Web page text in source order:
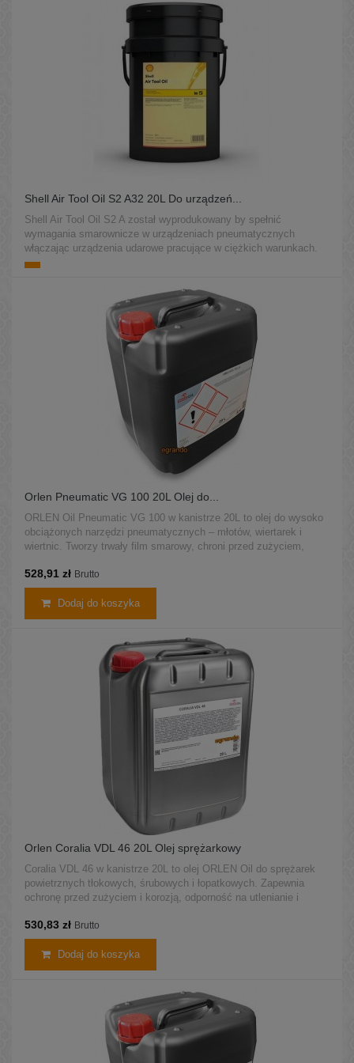
Shell Air Tool Oil S2 A32 20L Do urządzeń...
Shell Air Tool Oil S2 A został wyprodukowany by spełnić
wymagania smarownicze w urządzeniach pneumatycznych
włączając urządzenia udarowe pracujące w ciężkich warunkach.
Orlen Pneumatic VG 100 20L Olej do...
ORLEN Oil Pneumatic VG 100 w kanistrze 20L to olej do wysoko
obciążonych narzędzi pneumatycznych – młotów, wiertarek i
wiertnic. Tworzy trwały film smarowy, chroni przed zużyciem,
528,91 zł Brutto
Dodaj do koszyka
Orlen Coralia VDL 46 20L Olej sprężarkowy
Coralia VDL 46 w kanistrze 20L to olej ORLEN Oil do sprężarek
powietrznych tłokowych, śrubowych i łopatkowych. Zapewnia
ochronę przed zużyciem i korozją, odporność na utlenianie i
legalnej dystrybucji ORLEN.
530,83 zł Brutto
Dodaj do koszyka